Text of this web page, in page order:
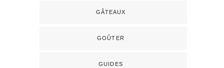
GÂTEAUX
GOÛTER
GUIDES